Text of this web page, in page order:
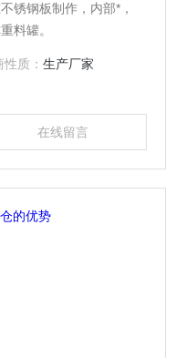
锈钢板制作，内部*，
料罐。
性质： 生产厂家
在线留言